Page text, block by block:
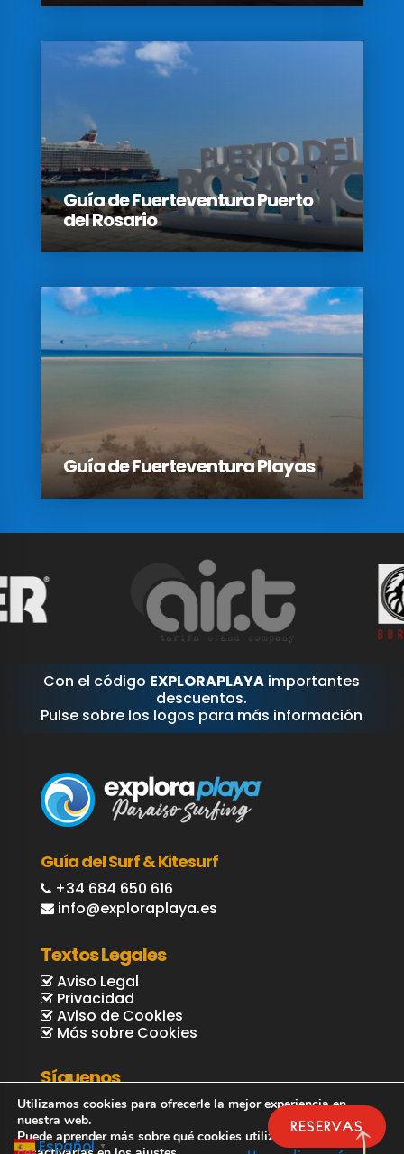
RESERVAS
Guía de Fuerteventura Puerto
del Rosario
Guía de Fuerteventura Playas
Con el código EXPLORAPLAYA importantes
descuentos.
Pulse sobre los logos para más información
Guía del Surf & Kitesurf
+34 684 650 616
info@exploraplaya.es
Textos Legales
Aviso Legal
Privacidad
Aviso de Cookies
Más sobre Cookies
Síguenos
Español ▼
Utilizamos cookies para ofrecerle la mejor experiencia en
nuestra web.
Puede aprender más sobre qué cookies utilizamos o